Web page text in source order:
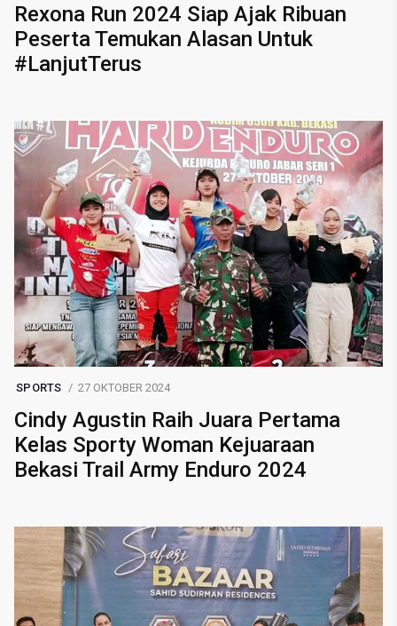
Rexona Run 2024 Siap Ajak Ribuan
Peserta Temukan Alasan Untuk
#LanjutTerus
SPORTS 27 OKTOBER 2024
Cindy Agustin Raih Juara Pertama
Kelas Sporty Woman Kejuaraan
Bekasi Trail Army Enduro 2024